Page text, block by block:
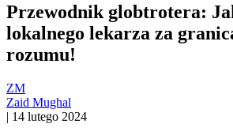
Przewodnik globtrotera:
lokalnego lekarza za
rozumu!
ZM
Zaid Mughal
| 14 lutego 2024